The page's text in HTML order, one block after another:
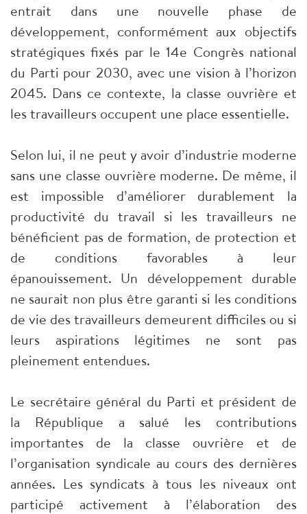
entrait dans une nouvelle phase de
développement, conformément aux objectifs
stratégiques fixés par le 14e Congrès national
du Parti pour 2030, avec une vision à l’horizon
2045. Dans ce contexte, la classe ouvrière et
les travailleurs occupent une place essentielle.
Selon lui, il ne peut y avoir d’industrie moderne
sans une classe ouvrière moderne. De même, il
est impossible d’améliorer durablement la
productivité du travail si les travailleurs ne
bénéficient pas de formation, de protection et
de conditions favorables à leur
épanouissement. Un développement durable
ne saurait non plus être garanti si les conditions
de vie des travailleurs demeurent difficiles ou si
leurs aspirations légitimes ne sont pas
pleinement entendues.
Le secrétaire général du Parti et président de
la République a salué les contributions
importantes de la classe ouvrière et de
l’organisation syndicale au cours des dernières
années. Les syndicats à tous les niveaux ont
participé activement à l’élaboration des